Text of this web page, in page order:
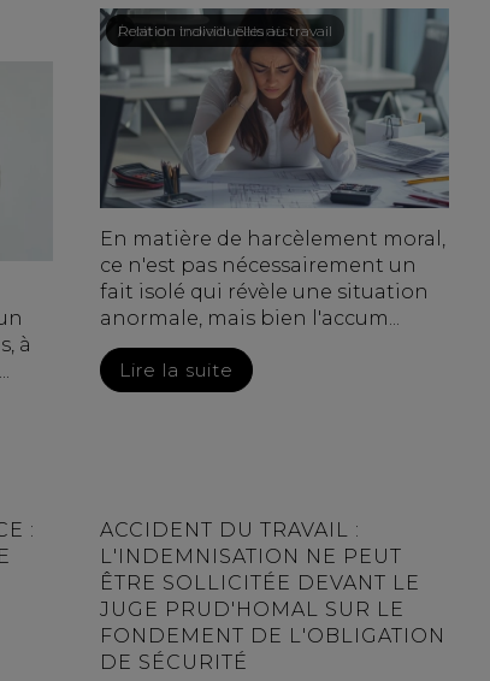
à
Droit du travail - Salariés
/Relation individuelles au travail
En matière de harcèlement moral,
ce n'est pas nécessairement un
fait isolé qui révèle une situation
anormale, mais bien l'accum...
Lire la suite
:
ACCIDENT DU TRAVAIL :
L'INDEMNISATION NE PEUT
ÊTRE SOLLICITÉE DEVANT LE
JUGE PRUD'HOMAL SUR LE
FONDEMENT DE L'OBLIGATION
DE SÉCURITÉ